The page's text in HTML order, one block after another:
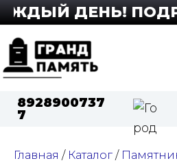
Перейти
к
содержимому
ДЕНЬ!
8928900737
7
Главная / Каталог /